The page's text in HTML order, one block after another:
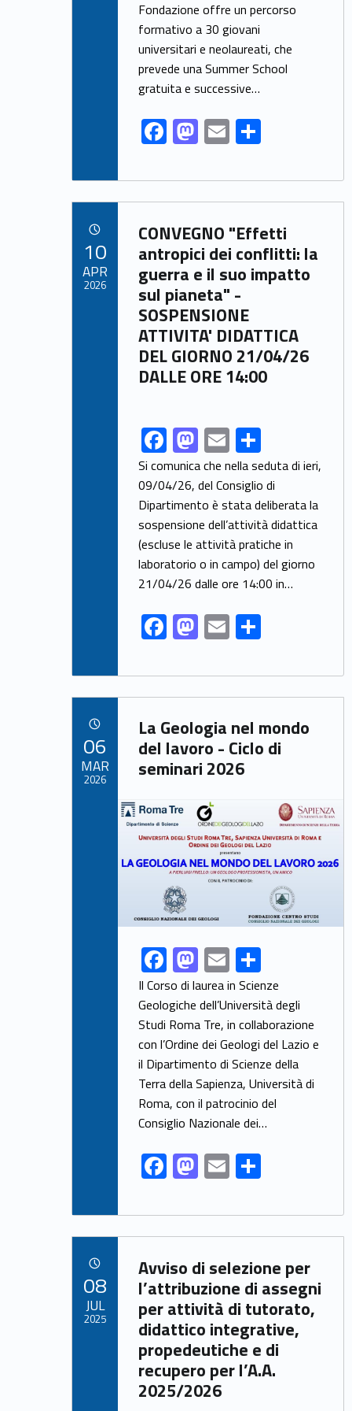
o
k
n
Fondazione offre un percorso
formativo a 30 giovani
universitari e neolaureati, che
prevede una Summer School
gratuita e successive…
F
ac
e
b
o
o
k
M
as
to
d
o
n
E
m
ai
l
S
ar
e
Link identifier archive #link-archive-17199
CONVEGNO "Effetti
antropici dei conflitti: la
guerra e il suo impatto
sul pianeta" -
SOSPENSIONE
ATTIVITA' DIDATTICA
DEL GIORNO 21/04/26
DALLE ORE 14:00
Link identifier share facebook archive #share-link-archive-5975F
ac
e
b
o
o
k
M
as
to
d
o
n
E
m
ai
l
S
h
ar
e
Si comunica che nella seduta di ieri,
09/04/26, del Consiglio di
Dipartimento è stata deliberata la
sospensione dell’attività didattica
(escluse le attività pratiche in
laboratorio o in campo) del giorno
21/04/26 dalle ore 14:00 in…
F
ac
e
b
o
o
k
M
as
to
d
o
n
E
m
ai
l
S
h
ar
e
10
APR
2026
Link identifier archive #link-archive-46479
La Geologia nel mondo
del lavoro - Ciclo di
seminari 2026
Link identifier archive #link-archive-thumb-soap-27323
Link identifier share facebook archive #share-link-archive-72213F
ac
e
b
o
o
k
M
as
to
d
o
n
E
m
ai
l
S
h
ar
e
Il Corso di laurea in Scienze
Geologiche dell’Università degli
Studi Roma Tre, in collaborazione
con l’Ordine dei Geologi del Lazio e
il Dipartimento di Scienze della
Terra della Sapienza, Università di
Roma, con il patrocinio del
Consiglio Nazionale dei…
F
ac
e
b
o
o
k
M
as
to
d
o
n
E
m
ai
l
S
ar
e
06
MAR
2026
Link identifier archive #link-archive-4471
Avviso di selezione per
l’attribuzione di assegni
per attività di tutorato,
didattico integrative,
propedeutiche e di
recupero per l’A.A.
2025/2026
08
JUL
2025